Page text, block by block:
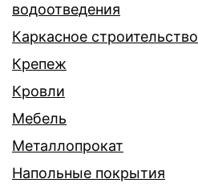
водоотведения
Каркасное строительство
Крепеж
Кровли
Мебель
Металлопрокат
Напольные покрытия